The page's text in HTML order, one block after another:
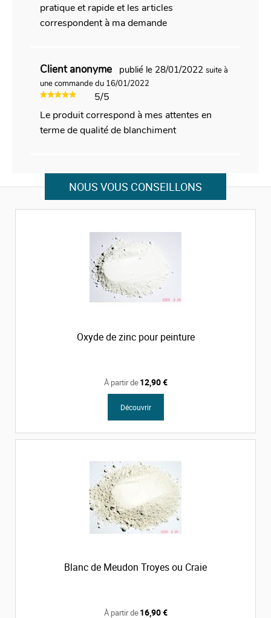
pratique et rapide et les articles
correspondent à ma demande
Client anonyme publié le 28/01/2022 suite à
une commande du 16/01/2022
5/5
Le produit correspond à mes attentes en
terme de qualité de blanchiment
NOUS VOUS CONSEILLONS
Oxyde de zinc pour peinture
À partir de12,90 €
Découvrir
Blanc de Meudon Troyes ou Craie
À partir de16,90 €